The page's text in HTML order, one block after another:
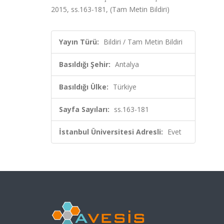
2015, ss.163-181, (Tam Metin Bildiri)
Yayın Türü: Bildiri / Tam Metin Bildiri
Basıldığı Şehir: Antalya
Basıldığı Ülke: Türkiye
Sayfa Sayıları: ss.163-181
İstanbul Üniversitesi Adresli: Evet